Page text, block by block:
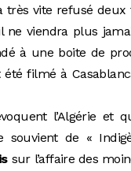
très vite refusé
ne viendra plus
à une boite de
filmé à
l’Algérie et
de «
sur l’affaire des